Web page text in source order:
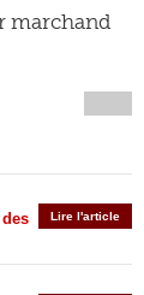
marchand
Lire l'article